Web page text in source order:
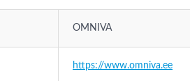
OMNIVA
https://www.omniva.ee